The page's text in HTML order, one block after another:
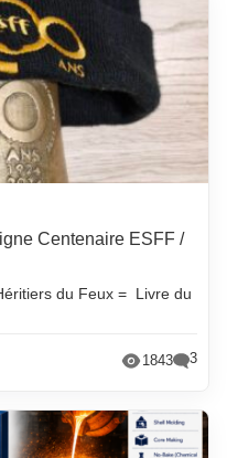
Centenaire ESFF /
du Feux = Livre du
1843 3